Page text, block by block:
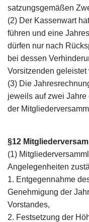
satzungsgemäßen
(2) Der Kassenwart
führen und eine
dürfen nur nach
bei dessen
Vorsitzenden geleistet
(3) Die
jeweils auf zwei
der
§12
(1)
Angelegenheiten
1. Entgegennahme
Genehmigung der
Vorstandes,
2. Festsetzung der